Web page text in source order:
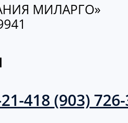
МИЛАРГО»
418 (903)